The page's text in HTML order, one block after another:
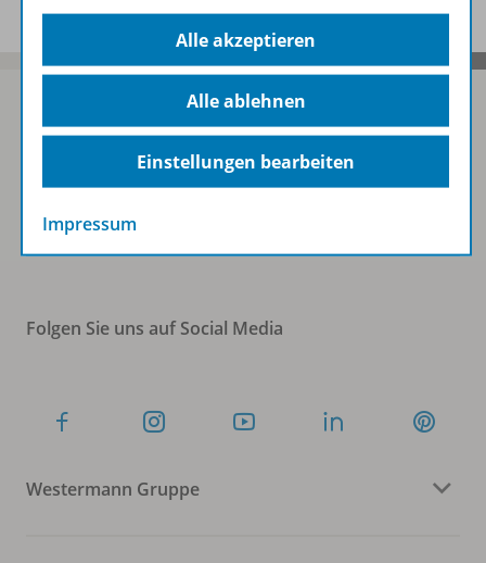
Sofort profitieren
Zum Newsletter anmelden
Folgen Sie uns auf Social Media
Westermann Gruppe
Alle akzeptieren
Alle ablehnen
Einstellungen bearbeiten
Impressum